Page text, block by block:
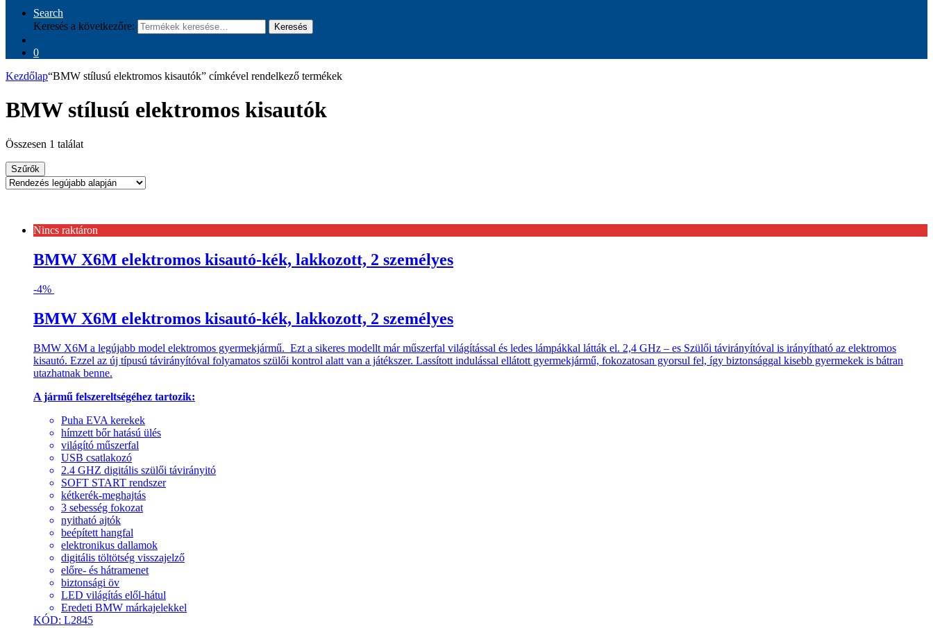
Search
Keresés a következőre:
Keresés
0
Kezdőlap“BMW stílusú elektromos kisautók” címkével rendelkező termékek
BMW stílusú elektromos kisautók
Összesen 1 találat
Szűrők
Nincs raktáron
BMW X6M elektromos kisautó-kék, lakkozott, 2 személyes
-4%
BMW X6M elektromos kisautó-kék, lakkozott, 2 személyes
BMW X6M a legújabb model elektromos gyermekjármű. Ezt a sikeres modellt már műszerfal világítással és ledes lámpákkal látták el. 2,4 GHz – es Szülői távirányítóval is irányítható az elektromos
kisautó. Ezzel az új típusú távirányítóval folyamatos szülői kontrol alatt van a játékszer. Lassított indulással ellátott gyermekjármű, fokozatosan gyorsul fel, így biztonsággal kisebb gyermekek is bátran
utazhatnak benne.
A jármű felszereltségéhez tartozik:
Puha EVA kerekek
hímzett bőr hatású ülés
világító műszerfal
USB csatlakozó
2.4 GHZ digitális szülői távirányitó
SOFT START rendszer
kétkerék-meghajtás
3 sebesség fokozat
nyitható ajtók
beépített hangfal
elektronikus dallamok
digitális töltötség visszajelző
előre- és hátramenet
biztonsági öv
LED világítás elől-hátul
Eredeti BMW márkajelekkel
KÓD: L2845